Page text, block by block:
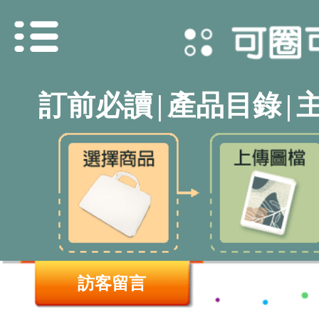
訂前必讀 | 產品目錄 |
訪客留言